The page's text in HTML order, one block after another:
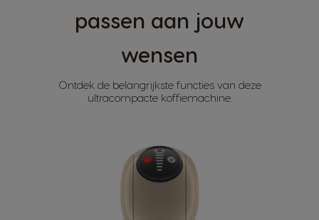
passen aan jouw
wensen
Ontdek de belangrijkste functies van deze
ultracompacte koffiemachine.